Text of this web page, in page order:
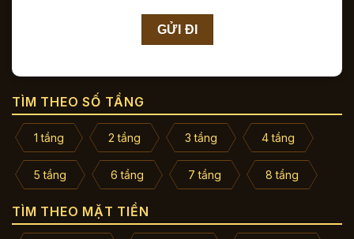
TÌM THEO SỐ TẦNG
1 tầng 2 tầng 3 tầng 4 tầng
5 tầng 6 tầng 7 tầng 8 tầng
TÌM THEO MẶT TIỀN